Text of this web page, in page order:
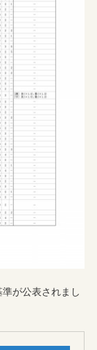
が公表されまし